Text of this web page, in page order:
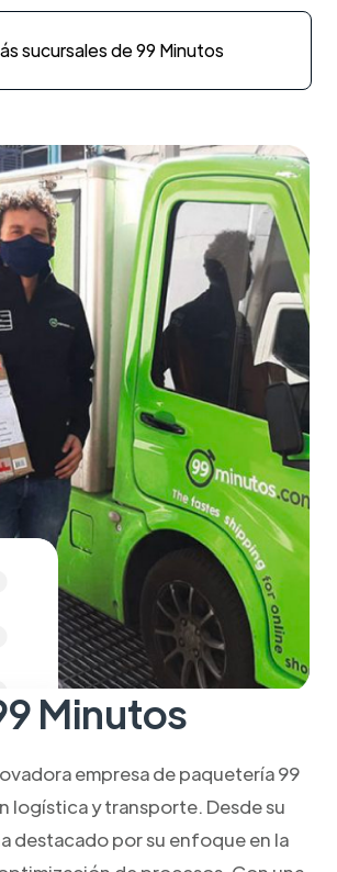
sucursales de 99 Minutos
Minutos
empresa de paquetería 99
logística y transporte. Desde su
destacado por su enfoque en la